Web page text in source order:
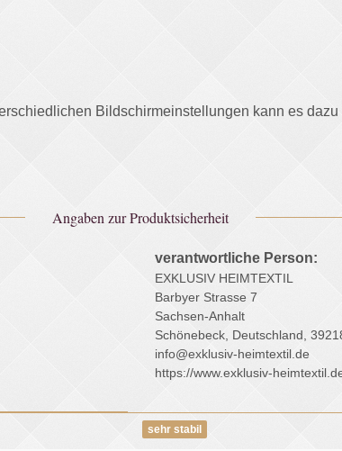
Bildschirmeinstellungen kann es
Angaben zur Produktsicherheit
verantwortliche Person:
EXKLUSIV HEIMTEXTIL
Barbyer Strasse 7
Sachsen-Anhalt
Schönebeck, Deutschland,
info@exklusiv-heimtextil.de
https://www.exklusiv-
sehr stabil